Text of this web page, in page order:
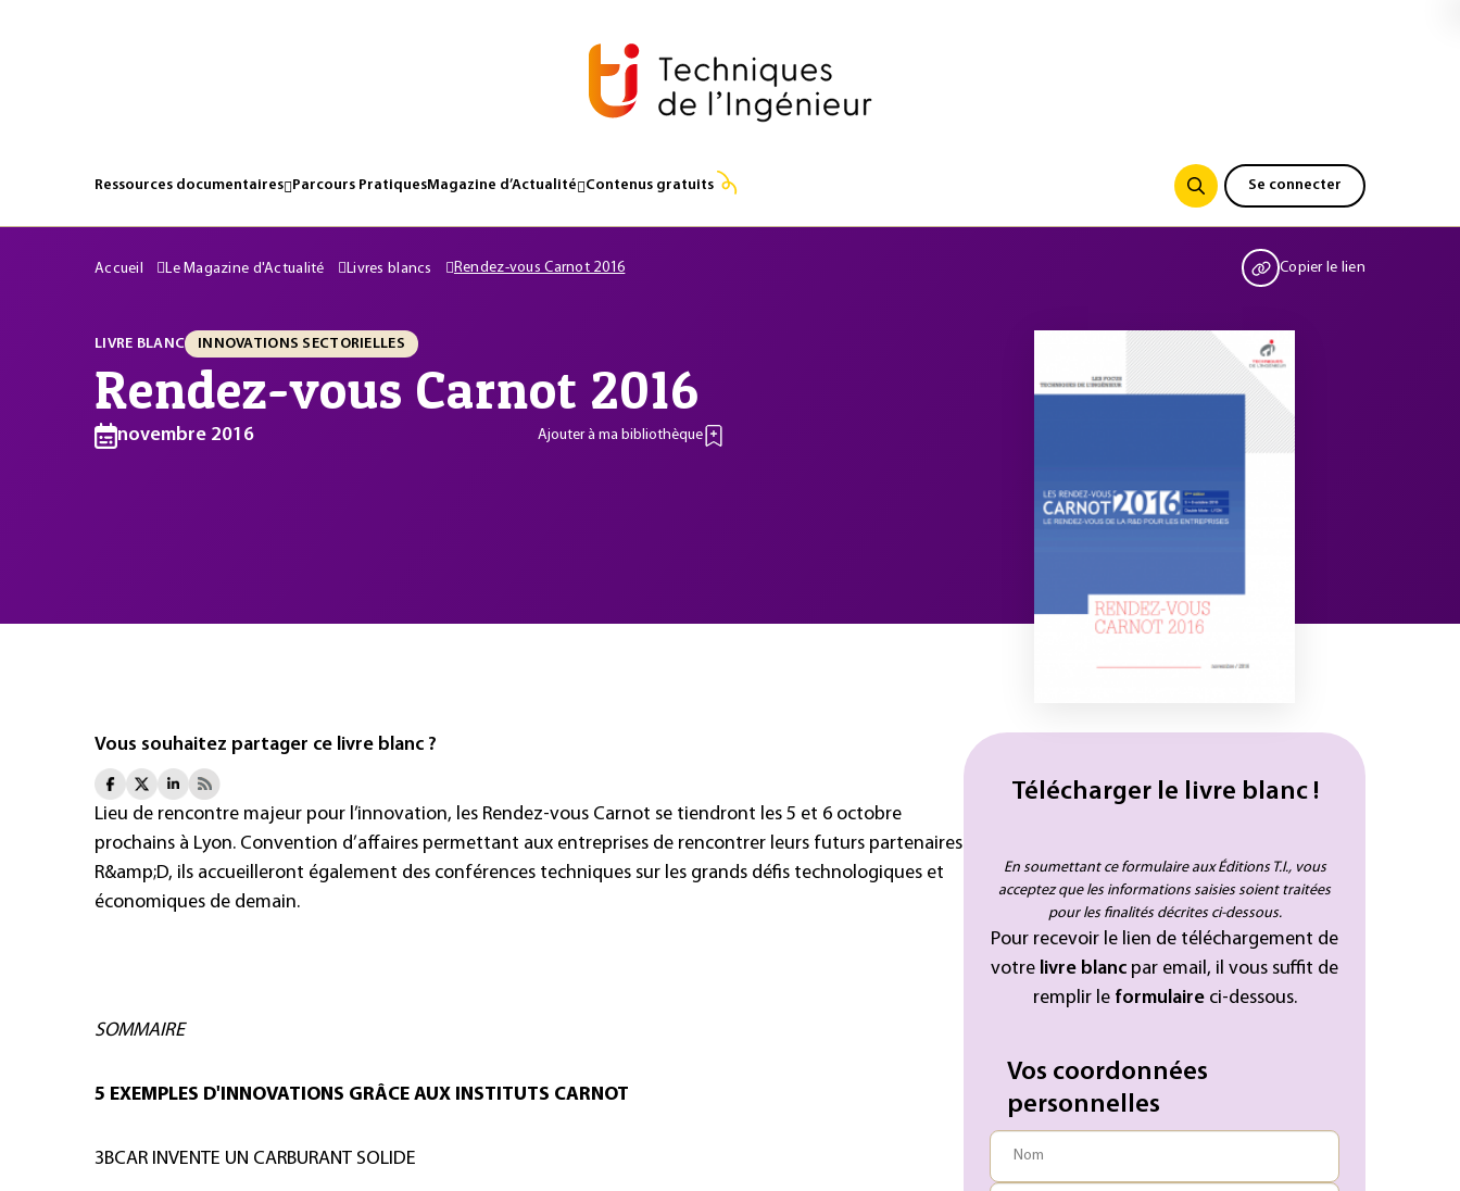
Ressources documentaires Parcours PratiquesMagazine d’Actualité Contenus gratuits Se connecter
Accueil Le Magazine d'Actualité Livres blancs Rendez-vous Carnot 2016 Copier le lien
LIVRE BLANC INNOVATIONS SECTORIELLES
Rendez-vous Carnot 2016
novembre 2016 Ajouter à ma bibliothèque
Vous souhaitez partager ce livre blanc ?
Lieu de rencontre majeur pour l’innovation, les Rendez-vous Carnot se tiendront les 5 et 6 octobre
prochains à Lyon. Convention d’affaires permettant aux entreprises de rencontrer leurs futurs partenaires
R&amp;D, ils accueilleront également des conférences techniques sur les grands défis technologiques et
économiques de demain.
SOMMAIRE
5 EXEMPLES D'INNOVATIONS GRÂCE AUX INSTITUTS CARNOT
3BCAR INVENTE UN CARBURANT SOLIDE
Télécharger le livre blanc !
En soumettant ce formulaire aux Éditions T.I., vous
acceptez que les informations saisies soient traitées
pour les finalités décrites ci-dessous.
Pour recevoir le lien de téléchargement de
votre livre blanc par email, il vous suffit de
remplir le formulaireci-dessous.
Vos coordonnées
personnelles
Nom